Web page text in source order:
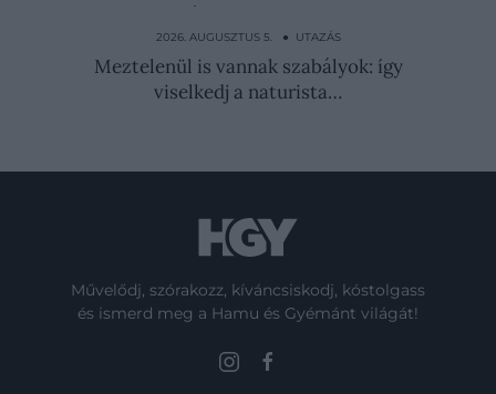
Istennőként bánnak az új feleséggel ennél
az afrikai népnél
2026. AUGUSZTUS 5. ● UTAZÁS
Meztelenül is vannak szabályok: így
viselkedj a naturista…
Művelődj, szórakozz, kíváncsiskodj, kóstolgass
és ismerd meg a Hamu és Gyémánt világát!